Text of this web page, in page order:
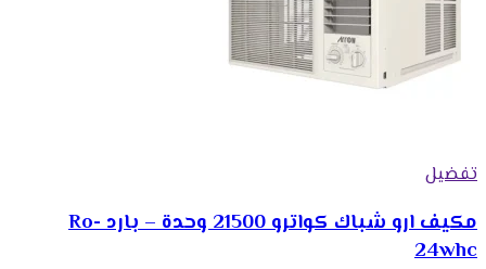
تفضيل
مكيف ارو شباك كواترو 21500 وحدة – بارد Ro-
24whc